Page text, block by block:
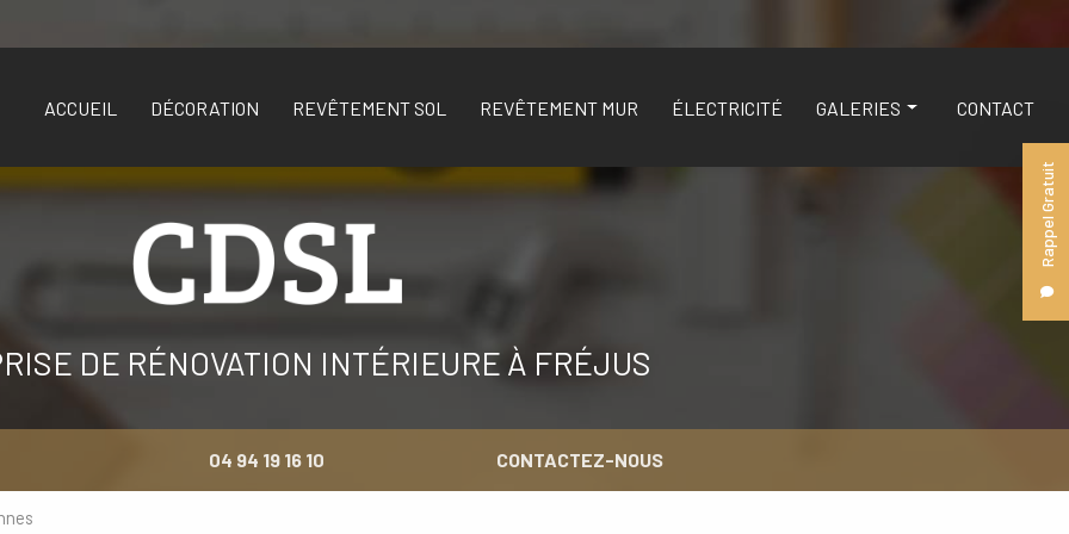
Rappel Gratuit
ACCUEIL DÉCORATION REVÊTEMENT SOL REVÊTEMENT MUR ÉLECTRICITÉ GALERIES CONTACT
DE RÉNOVATION INTÉRIEURE À FRÉJUS
04 94 19 16 10 CONTACTEZ-NOUS